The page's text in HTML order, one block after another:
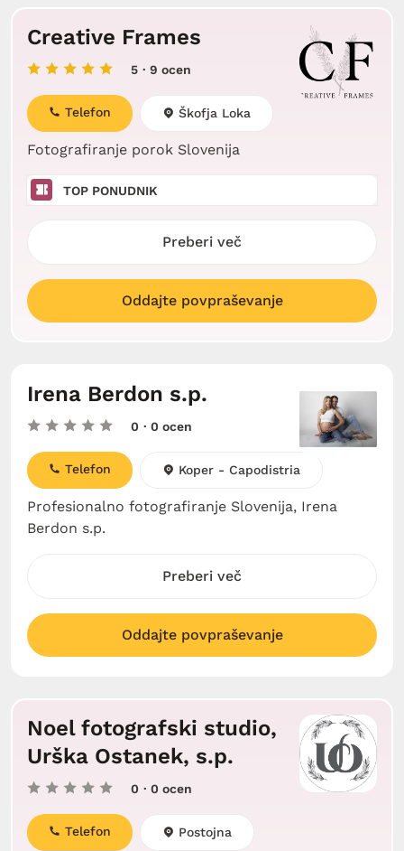
Creative Frames
5 · 9 ocen
Fotografiranje porok Slovenija
Telefon Škofja Loka
TOP PONUDNIK
Preberi več
Oddajte povpraševanje
Irena Berdon s.p.
0 · 0 ocen
Profesionalno fotografiranje Slovenija, Irena
Berdon s.p.
Telefon Koper - Capodistria
Preberi več
Oddajte povpraševanje
Noel fotografski studio,
Urška Ostanek, s.p.
0 · 0 ocen
Telefon Postojna